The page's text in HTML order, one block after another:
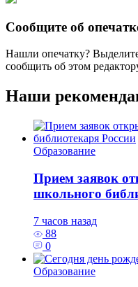
Сообщите об
Нашли опечатку?
сообщить об этом
Наши
Образование
Прием заявок
школьного
7 часов назад
88
0
Образование